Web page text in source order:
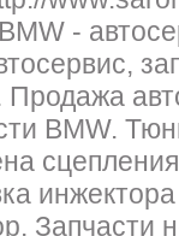
-
Продажа
BMW.
Запчасти